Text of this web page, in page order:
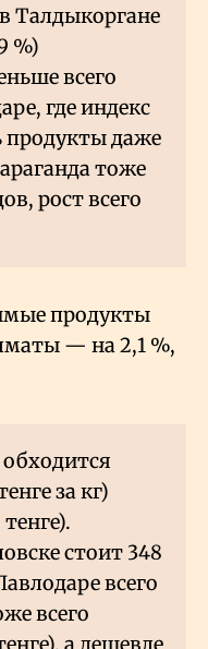
Талдыкоргане
%)
всего
где индекс
продукты даже
тоже
рост всего
продукты
— на 2,1 %,
за кг)
стоит 348
всего
всего